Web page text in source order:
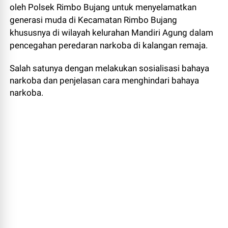
oleh Polsek Rimbo Bujang untuk menyelamatkan
generasi muda di Kecamatan Rimbo Bujang
khususnya di wilayah kelurahan Mandiri Agung dalam
pencegahan peredaran narkoba di kalangan remaja.
Salah satunya dengan melakukan sosialisasi bahaya
narkoba dan penjelasan cara menghindari bahaya
narkoba.